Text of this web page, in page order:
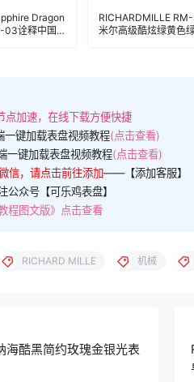
03诠释中国韵
RICHARDMILLE
米尔高级酷炫绿黄色
点加速，在线下载方便快捷
键加载表盘视频教程(点击查看)
一键加载表盘视频教程(点击查看)
信，请点击前往添加——【添加客服】
公众号【可乐鸡表盘】
程图文版》点击查看
RICHARD MILLE 机械
海酷黑简约玫瑰金银光表